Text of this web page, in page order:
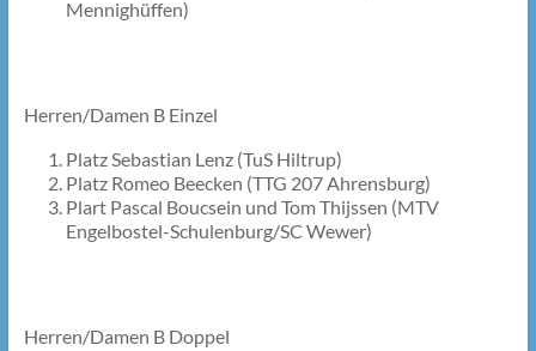
Mennighüffen)
Herren/Damen B Einzel
Platz Sebastian Lenz (TuS Hiltrup)
Platz Romeo Beecken (TTG 207 Ahrensburg)
Plart Pascal Boucsein und Tom Thijssen (MTV
Engelbostel-Schulenburg/SC Wewer)
Herren/Damen B Doppel